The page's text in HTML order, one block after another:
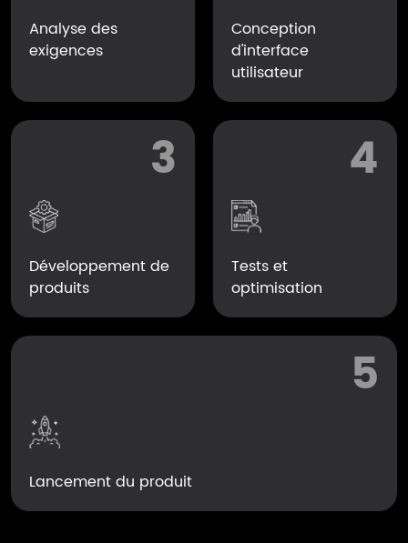
Analyse des
exigences
Conception
d'interface
utilisateur
3
Développement de
produits
4
Tests et
optimisation
5
Lancement du produit